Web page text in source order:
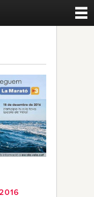
Esports
Noticies
Qui Som